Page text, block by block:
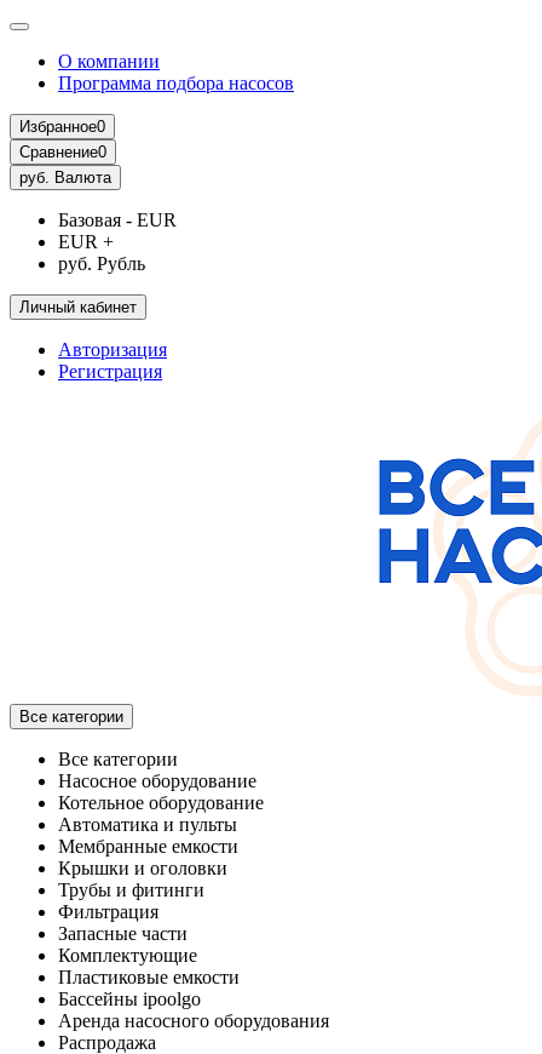
О компании
Программа подбора насосов
Избранное0
Сравнение0
руб. Валюта
Базовая - EUR
EUR +
руб. Рубль
Личный кабинет
Авторизация
Регистрация
Все категории
Все категории
Насосное оборудование
Котельное оборудование
Автоматика и пульты
Мембранные емкости
Крышки и оголовки
Трубы и фитинги
Фильтрация
Запасные части
Комплектующие
Пластиковые емкости
Бассейны ipoolgo
Аренда насосного оборудования
Распродажа